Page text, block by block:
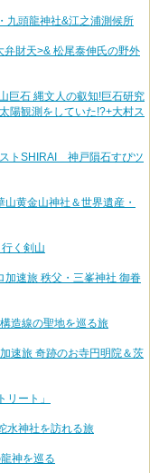
九頭龍神社&江之浦測候所
財天>& 松尾泰伸氏の野外
巨石 縄文人の叡知!巨石研究
陽観測をしていた!?+大村ス
トSHIRAI 神戸隕石すぴツ
黄金山神社＆世界遺産・
く剣山
速旅 秩父・三峯神社 御眷
造線の聖地を巡る旅
速旅 奇跡のお寺円明院＆茨
ート」
水神社を訪れる旅
神を巡る